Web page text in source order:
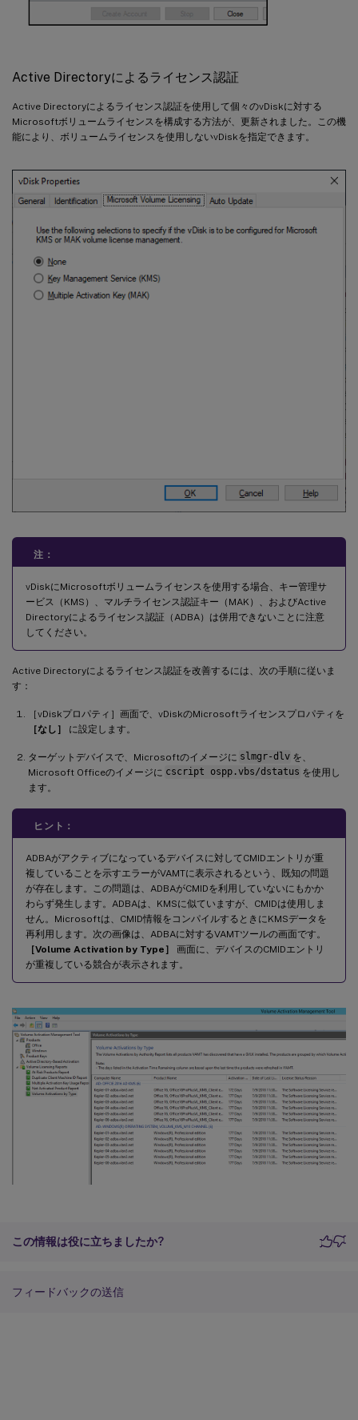
Active Directoryによるライセンス認証
Active Directoryによるライセンス認証を使用して個々のvDiskに対する
Microsoftボリュームライセンスを構成する方法が、更新されました。この機
能により、ボリュームライセンスを使用しないvDiskを指定できます。
注：
vDiskにMicrosoftボリュームライセンスを使用する場合、キー管理サ
ービス（KMS）、マルチライセンス認証キー（MAK）、およびActive
Directoryによるライセンス認証（ADBA）は併用できないことに注意
してください。
Active Directoryによるライセンス認証を改善するには、次の手順に従いま
す：
［vDiskプロパティ］画面で、vDiskのMicrosoftライセンスプロパティを
［なし］
に設定します。
ターゲットデバイスで、Microsoftのイメージに slmgr-dlv を、
Microsoft Officeのイメージに cscript ospp.vbs/dstatus を使用し
ます。
ヒント：
ADBAがアクティブになっているデバイスに対してCMIDエントリが重
複していることを示すエラーがVAMTに表示されるという、既知の問題
が存在します。この問題は、ADBAがCMIDを利用していないにもかか
わらず発生します。ADBAは、KMSに似ていますが、CMIDは使用しま
せん。Microsoftは、CMID情報をコンパイルするときにKMSデータを
再利用します。次の画像は、ADBAに対するVAMTツールの画面です。
［Volume Activation by Type］
画面に、デバイスのCMIDエントリ
が重複している競合が表示されます。
この情報は役に立ちましたか?
フィードバックの送信